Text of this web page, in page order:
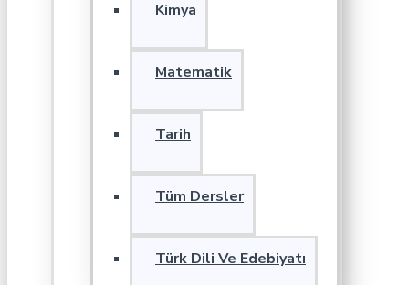
Kimya
Matematik
Tarih
Tüm Dersler
Türk Dili Ve Edebiyatı